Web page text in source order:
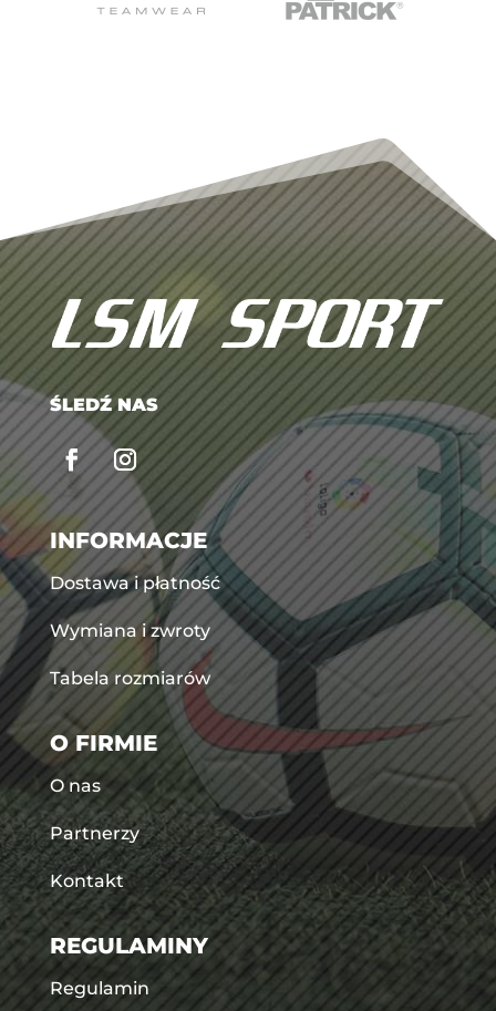
ŚLEDŹ NAS
INFORMACJE
Dostawa i płatność
Wymiana i zwroty
Tabela rozmiarów
O FIRMIE
O nas
Partnerzy
Kontakt
REGULAMINY
Regulamin